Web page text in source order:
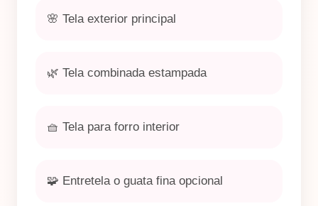
🌸 Tela exterior principal
🌿 Tela combinada estampada
🧺 Tela para forro interior
🧩 Entretela o guata fina opcional